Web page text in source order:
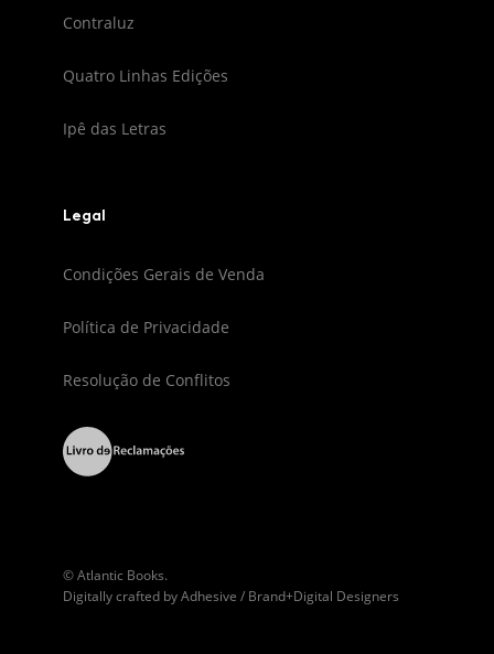
Contraluz
Quatro Linhas Edições
Ipê das Letras
Legal
Condições Gerais de Venda
Política de Privacidade
Resolução de Conflitos
© Atlantic Books.
Digitally crafted byAdhesive / Brand+Digital Designers